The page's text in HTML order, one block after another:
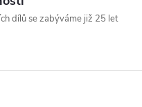
a
dílů se zabýváme již 25 let